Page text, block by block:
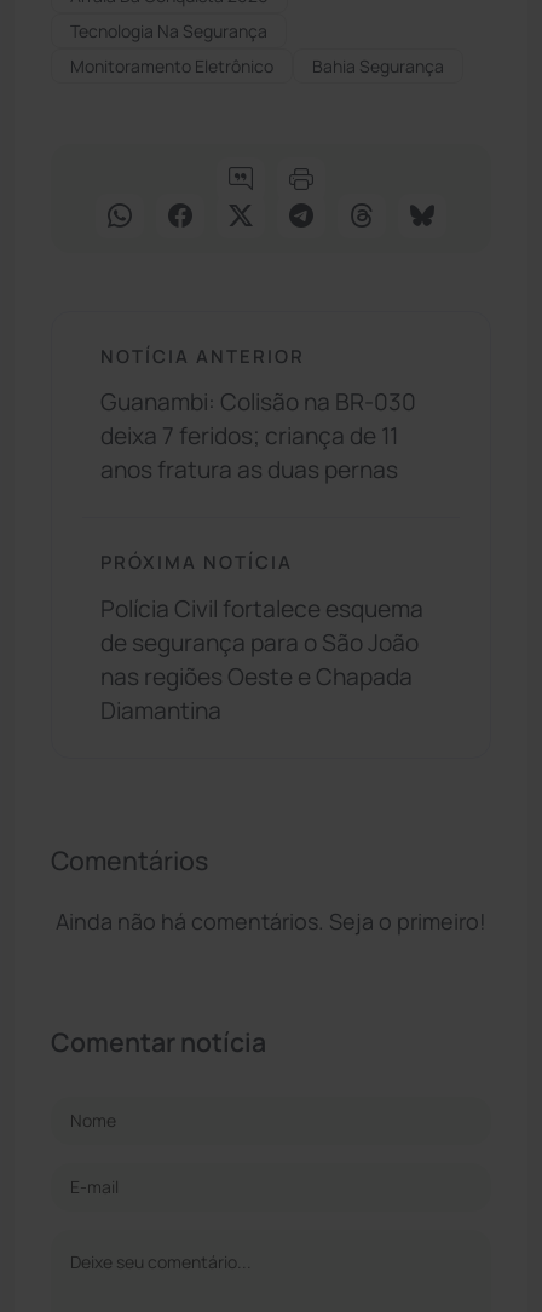
Tecnologia Na Segurança
Monitoramento Eletrônico
Bahia Segurança
NOTÍCIA ANTERIOR
Guanambi: Colisão na BR-030
deixa 7 feridos; criança de 11
anos fratura as duas pernas
PRÓXIMA NOTÍCIA
Polícia Civil fortalece esquema
de segurança para o São João
nas regiões Oeste e Chapada
Diamantina
Comentários
Ainda não há comentários. Seja o primeiro!
Comentar notícia